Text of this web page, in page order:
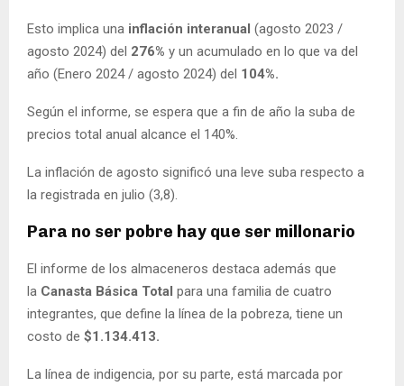
Esto implica una inflación interanual (agosto 2023 /
agosto 2024) del 276% y un acumulado en lo que va del
año (Enero 2024 / agosto 2024) del 104%.
Según el informe, se espera que a fin de año la suba de
precios total anual alcance el 140%.
La inflación de agosto significó una leve suba respecto a
la registrada en julio (3,8).
Para no ser pobre hay que ser millonario
El informe de los almaceneros destaca además que
la Canasta Básica Total para una familia de cuatro
integrantes, que define la línea de la pobreza, tiene un
costo de $1.134.413.
La línea de indigencia, por su parte, está marcada por